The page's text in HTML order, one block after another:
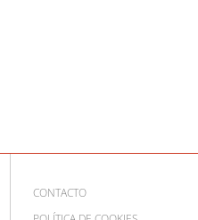
CONTACTO